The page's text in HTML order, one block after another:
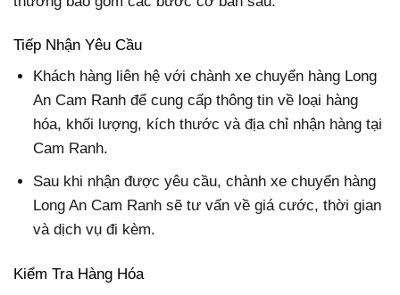
Tiếp Nhận Yêu Cầu
Khách hàng liên hệ với chành xe chuyển hàng Long
An Cam Ranh để cung cấp thông tin về loại hàng
hóa, khối lượng, kích thước và địa chỉ nhận hàng tại
Cam Ranh.
Sau khi nhận được yêu cầu, chành xe chuyển hàng
Long An Cam Ranh sẽ tư vấn về giá cước, thời gian
và dịch vụ đi kèm.
Kiểm Tra Hàng Hóa